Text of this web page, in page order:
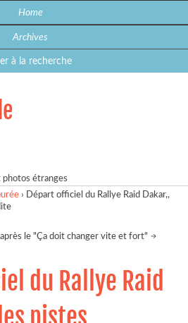
Home
Archives
à la recherche
photos étranges
› Départ officiel du Rallye Raid Dakar,,
après le "Ça doit changer vite et fort"
du Rallye Raid